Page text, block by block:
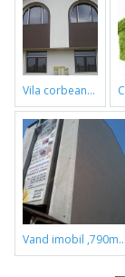
vila corbeanca
vand imobil ,790m,piata gorjului,pret negociabil